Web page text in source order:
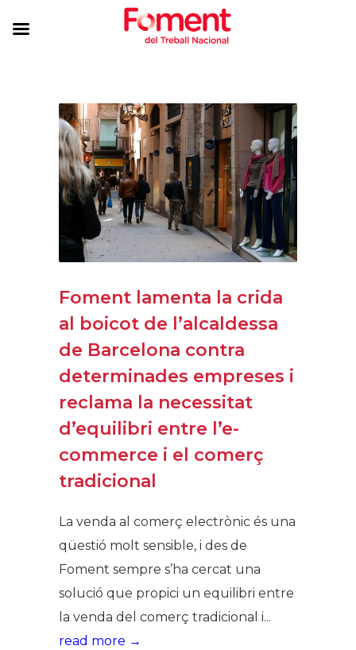
Foment lamenta la crida
al boicot de l’alcaldessa
de Barcelona contra
determinades empreses i
reclama la necessitat
d’equilibri entre l’e-
commerce i el comerç
tradicional
La venda al comerç electrònic és una
qüestió molt sensible, i des de
Foment sempre s’ha cercat una
solució que propici un equilibri entre
la venda del comerç tradicional i...
read more →